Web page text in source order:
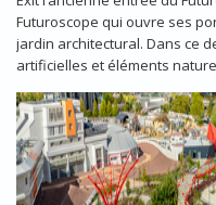
Futuroscope qui ouvre ses
jardin architectural. Dans ce
artificielles et éléments